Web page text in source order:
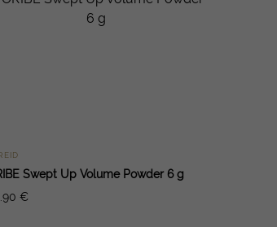
Swept Up Volume Powder 6 g
€